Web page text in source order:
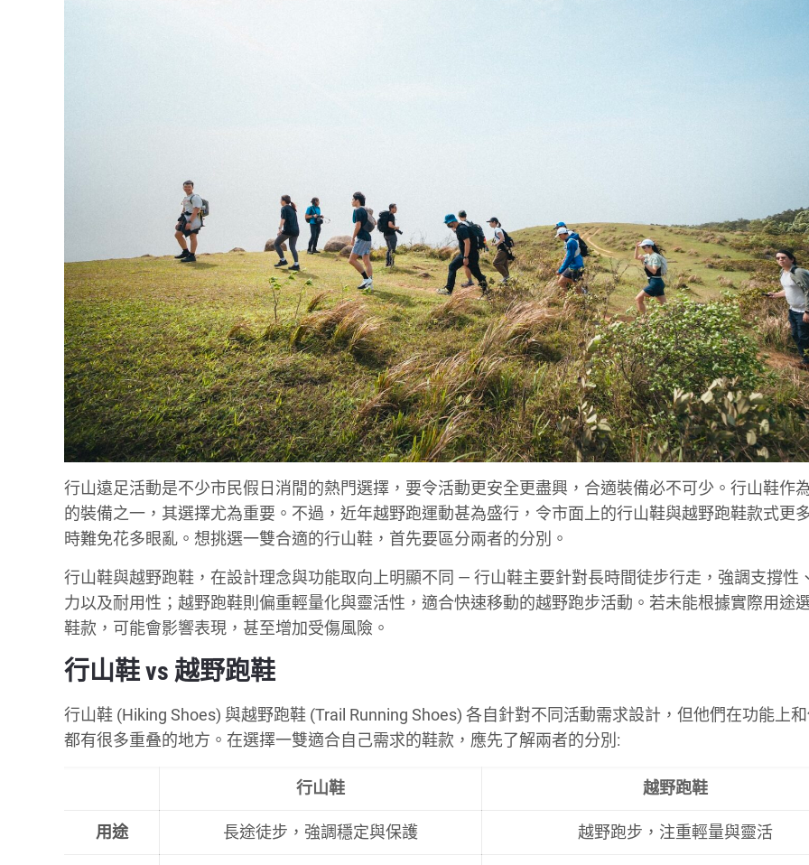
行山遠足活動是不少市民假日消閒的熱門選擇，要令活動更安全更盡興，合適裝備必不可少。行山鞋作
的裝備之一，其選擇尤為重要。不過，近年越野跑運動甚為盛行，令市面上的行山鞋與越野跑鞋款式更
時難免花多眼亂。想挑選一雙合適的行山鞋，首先要區分兩者的分別。
行山鞋與越野跑鞋，在設計理念與功能取向上明顯不同 — 行山鞋主要針對長時間徒步行走，強調支撐性
力以及耐用性；越野跑鞋則偏重輕量化與靈活性，適合快速移動的越野跑步活動。若未能根據實際用途
鞋款，可能會影響表現，甚至增加受傷風險。
行山鞋 vs 越野跑鞋
行山鞋 (Hiking Shoes) 與越野跑鞋 (Trail Running Shoes) 各自針對不同活動需求設計，但他們在功能上
都有很多重叠的地方。在選擇一雙適合自己需求的鞋款，應先了解兩者的分別:
行山鞋 越野跑鞋
用途 長途徒步，強調穩定與保護 越野跑步，注重輕量與靈活